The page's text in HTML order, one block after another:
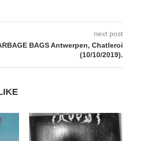
next post
BAGS Antwerpen, Chatleroi
(10/10/2019).